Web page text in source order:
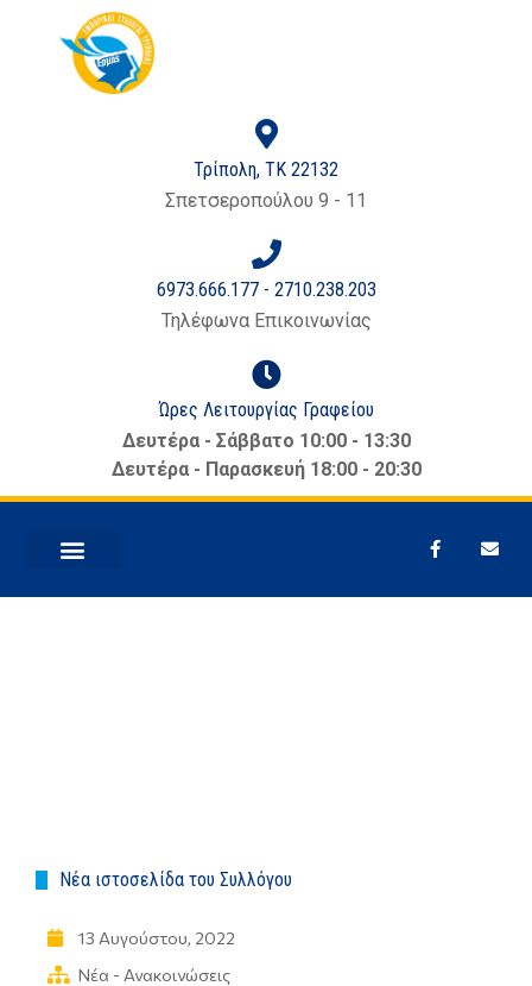
Τρίπολη, ΤΚ 22132
Σπετσεροπούλου 9 - 11
6973.666.177 - 2710.238.203
Τηλέφωνα Επικοινωνίας
Ώρες Λειτουργίας Γραφείου
Δευτέρα - Σάββατο 10:00 - 13:30
Δευτέρα - Παρασκευή 18:00 - 20:30
Νέα ιστοσελίδα του Συλλόγου
13 Αυγούστου, 2022
Νέα - Ανακοινώσεις